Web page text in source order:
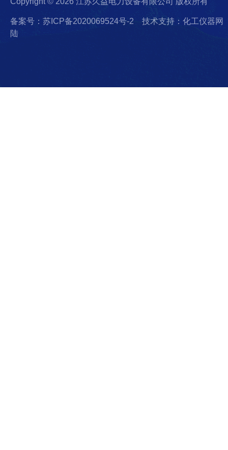
备案号：苏ICP备2020069524号-2
技术支持：化工仪器网
陆